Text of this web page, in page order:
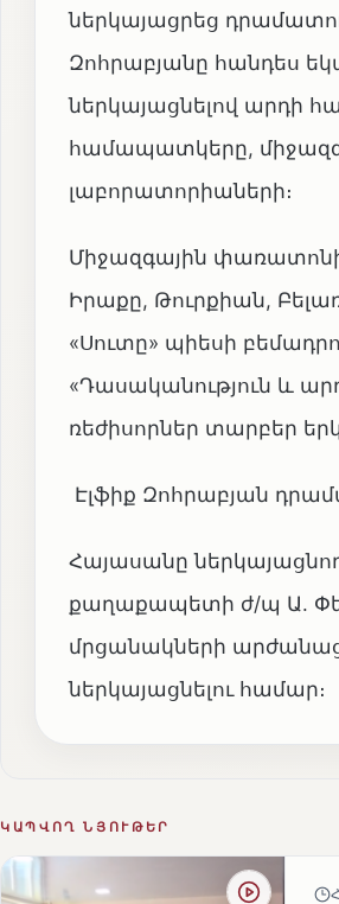
ներկայացրեց
Զոհրաբյանը հանդես
ներկայացնելով արդի
համապատկերը,
լաբորատորիաների։
Միջազգային
Իրաքը, Թուրքիան,
«Սուտը» պիեսի
«Դասականություն և
ռեժիսորներ տարբեր
Էլֆիք Զոհրաբյան
Հայասանը
քաղաքապետի ժ/պ Ա.
մրցանակների
ներկայացնելու համար։
ԿԱՊՎՈՂ ՆՅՈՒԹԵՐ